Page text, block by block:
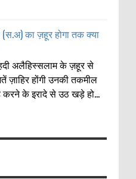
(स.अ) का ज़हूर होगा तक क्या
अलैहिस्सलाम के ज़हूर से
ज़ाहिर होंगी उनकी तकमील
करने के इरादे से उठ खड़े हो...